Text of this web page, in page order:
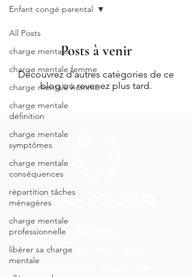
All Posts
charge mentale
charge mentale femme
charge mentale homme
charge mentale
définition
charge mentale
symptômes
charge mentale
conséquences
répartition tâches
ménagères
charge mentale
professionnelle
libérer sa charge
mentale
Enfant congé parental
Posts à venir
Découvrez d'autres catégories de ce
blog ou revenez plus tard.
EMOCIA COACHING
www.emocia-coaching.com